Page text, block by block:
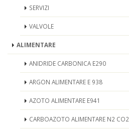
SERVIZI
VALVOLE
ALIMENTARE
ANIDRIDE CARBONICA E290
ARGON ALIMENTARE E 938
AZOTO ALIMENTARE E941
CARBOAZOTO ALIMENTARE N2 CO2